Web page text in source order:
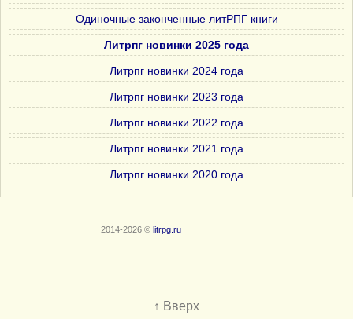
Одиночные законченные литРПГ книги
Литрпг новинки 2025 года
Литрпг новинки 2024 года
Литрпг новинки 2023 года
Литрпг новинки 2022 года
Литрпг новинки 2021 года
Литрпг новинки 2020 года
2014-2026 © litrpg.ru
↑ Вверх